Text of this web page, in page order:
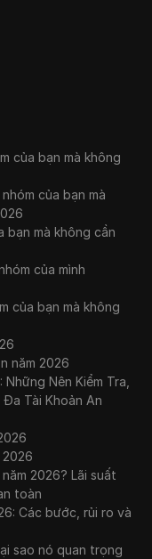
của bạn mà không
của bạn mà
bạn mà không cần
của mình
của bạn mà không
năm 2026
Nên Kiểm Tra,
Đa Tài Khoản An
2026? Lãi suất
toàn
Các bước, rủi ro và
sao nó quan trọng